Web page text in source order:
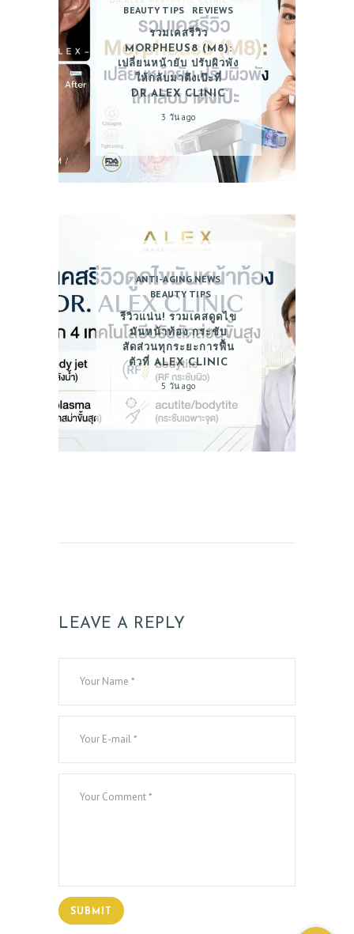
BEAUTY TIPS REVIEWS
รวมเคสรีวิว
MORPHEUS8 (M8):
เปลี่ยนหน้ายับ ปรับผิวพัง
ให้กลับมาตึงเป๊ะที่
DR.ALEX CLINIC
3 วัน ago
ANTI-AGING NEWS
BEAUTY TIPS
รีวิวแน่น! รวมเคสดูดไข
มันหน้าท้อง กระชับ
สัดส่วนทุกระยะการฟื้น
ตัวที่ ALEX CLINIC
5 วัน ago
LEAVE A REPLY